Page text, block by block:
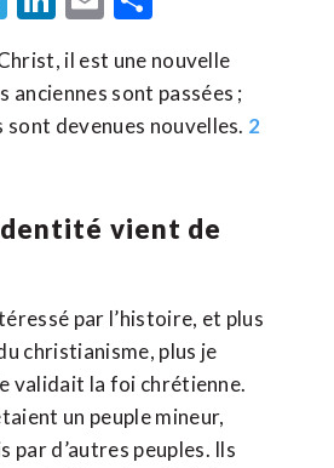
il est une nouvelle
anciennes sont passées ;
devenues nouvelles. 2
vient de
par l’histoire, et plus
christianisme, plus je
validait la foi chrétienne.
un peuple mineur,
par d’autres peuples. Ils